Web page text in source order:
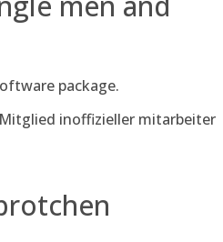
package.
inoffizieller mitarbeiter